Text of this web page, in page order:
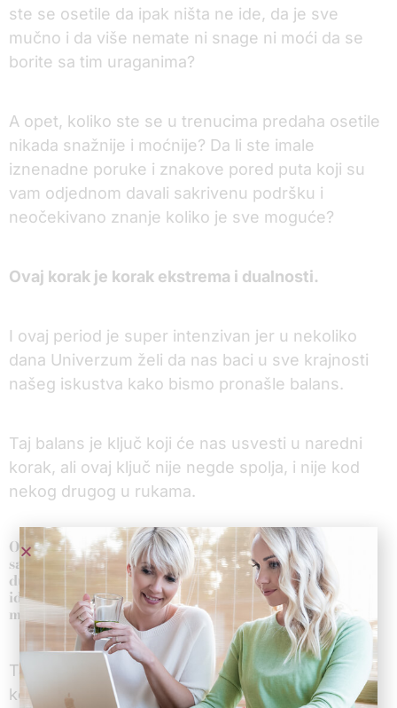
ste se osetile da ipak ništa ne ide, da je sve
mučno i da više nemate ni snage ni moći da se
borite sa tim uraganima?
A opet, koliko ste se u trenucima predaha osetile
nikada snažnije i moćnije? Da li ste imale
iznenadne poruke i znakove pored puta koji su
vam odjednom davali sakrivenu podršku i
neočekivano znanje koliko je sve moguće?
Ovaj korak je korak ekstrema i dualnosti.
I ovaj period je super intenzivan jer u nekoliko
dana Univerzum želi da nas baci u sve krajnosti
našeg iskustva kako bismo pronašle balans.
Taj balans je ključ koji će nas usvesti u naredni
korak, ali ovaj ključ nije negde spolja, i nije kod
nekog drugog u rukama.
Ovaj ključ se krije unutar vas, u svakoj posebno, u
samom središtu dubokog poverenja da između svih
dualnosti, i svih rastrganosti i svih rascepljenosti
identiteta postoji jedna Duša. I ta duša ima sve boje i
mnoge uloge.
Ta duša je i najdelikatniji cvet i najveća ratnica
koju je svet ikada video.